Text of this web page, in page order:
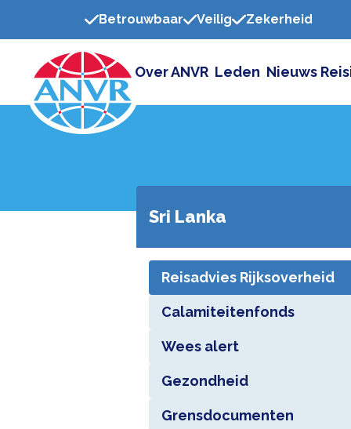
Betrouwbaar Veilig Zekerheid
Over ANVR Leden Nieuws
Sri Lanka
Reisadvies Rijksoverheid
Calamiteitenfonds
Wees alert
Gezondheid
Grensdocumenten